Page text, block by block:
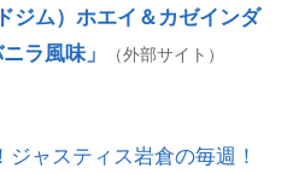
ジム）ホエイ＆カゼインダ
ラ風味」
（外部サイト）
ャスティス岩倉の毎週！